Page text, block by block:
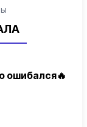
ошибался🔥